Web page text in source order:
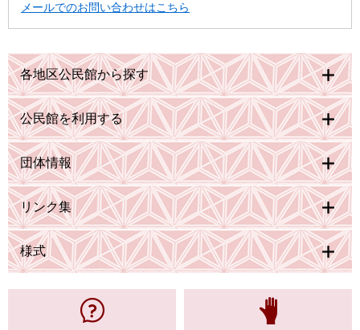
メールでのお問い合わせはこちら
各地区公民館から探す
公民館を利用する
団体情報
リンク集
様式